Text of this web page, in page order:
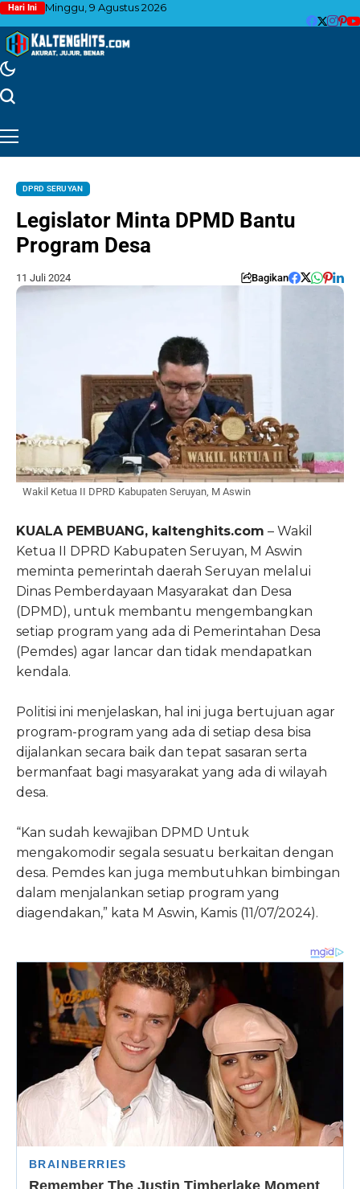
Hari Ini Minggu, 9 Agustus 2026
DPRD SERUYAN
Legislator Minta DPMD Bantu
Program Desa
11 Juli 2024 Bagikan
Wakil Ketua II DPRD Kabupaten Seruyan, M Aswin
KUALA PEMBUANG, kaltenghits.com – Wakil
Ketua II DPRD Kabupaten Seruyan, M Aswin
meminta pemerintah daerah Seruyan melalui
Dinas Pemberdayaan Masyarakat dan Desa
(DPMD), untuk membantu mengembangkan
setiap program yang ada di Pemerintahan Desa
(Pemdes) agar lancar dan tidak mendapatkan
kendala.
Politisi ini menjelaskan, hal ini juga bertujuan agar
program-program yang ada di setiap desa bisa
dijalankan secara baik dan tepat sasaran serta
bermanfaat bagi masyarakat yang ada di wilayah
desa.
“Kan sudah kewajiban DPMD Untuk
mengakomodir segala sesuatu berkaitan dengan
desa. Pemdes kan juga membutuhkan bimbingan
dalam menjalankan setiap program yang
diagendakan,” kata M Aswin, Kamis (11/07/2024).